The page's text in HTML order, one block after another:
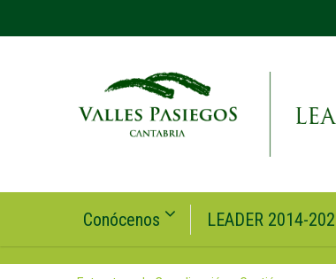
Conócenos LEADER 2014-